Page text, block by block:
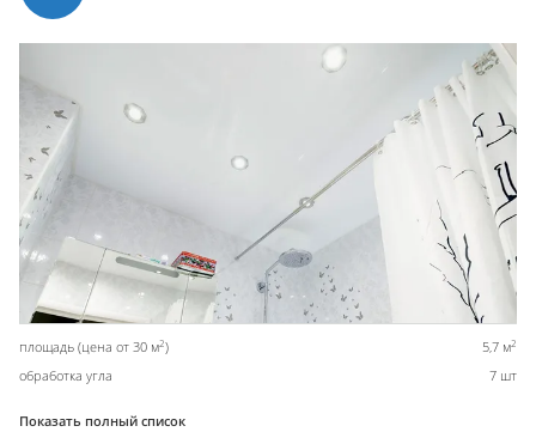
площадь (цена от 30 м2) 5,7 м2
обработка угла 7 шт
Показать полный список